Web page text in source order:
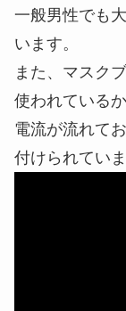
一般男性でも
います。
また、マスク
使われている
電流が流れて
付けられていま